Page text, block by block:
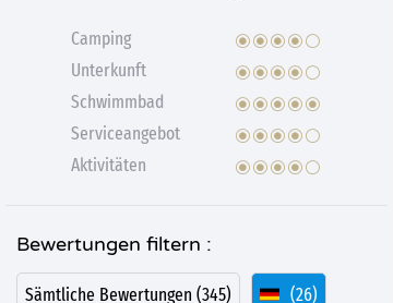
Camping
Unterkunft
Schwimmbad
Serviceangebot
Aktivitäten
Bewertungen filtern :
Sämtliche Bewertungen (345) (26)